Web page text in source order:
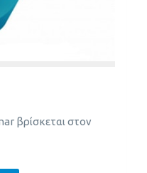
βρίσκεται στον